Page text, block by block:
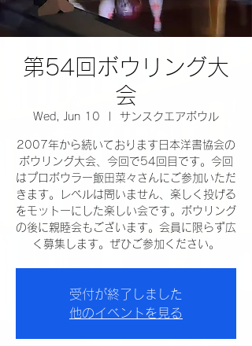
第54回ボウリング大
会
Wed, Jun 10 サンスクエアボウル
2007年から続いております日本洋書協会の
ボウリング大会、今回で54回目です。今回
はプロボウラー飯田菜々さんにご参加いただ
きます。レベルは問いません、楽しく投げる
をモットーにした楽しい会です。ボウリング
の後に親睦会もございます。会員に限らず広
く募集します。ぜひご参加ください。
受付が終了しました
他のイベントを見る